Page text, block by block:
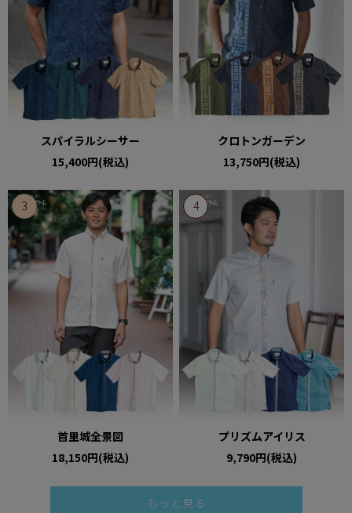
スパイラルシーサー
15,400円(税込)
クロトンガーデン
13,750円(税込)
首里城全景図
18,150円(税込)
プリズムアイリス
9,790円(税込)
もっと見る